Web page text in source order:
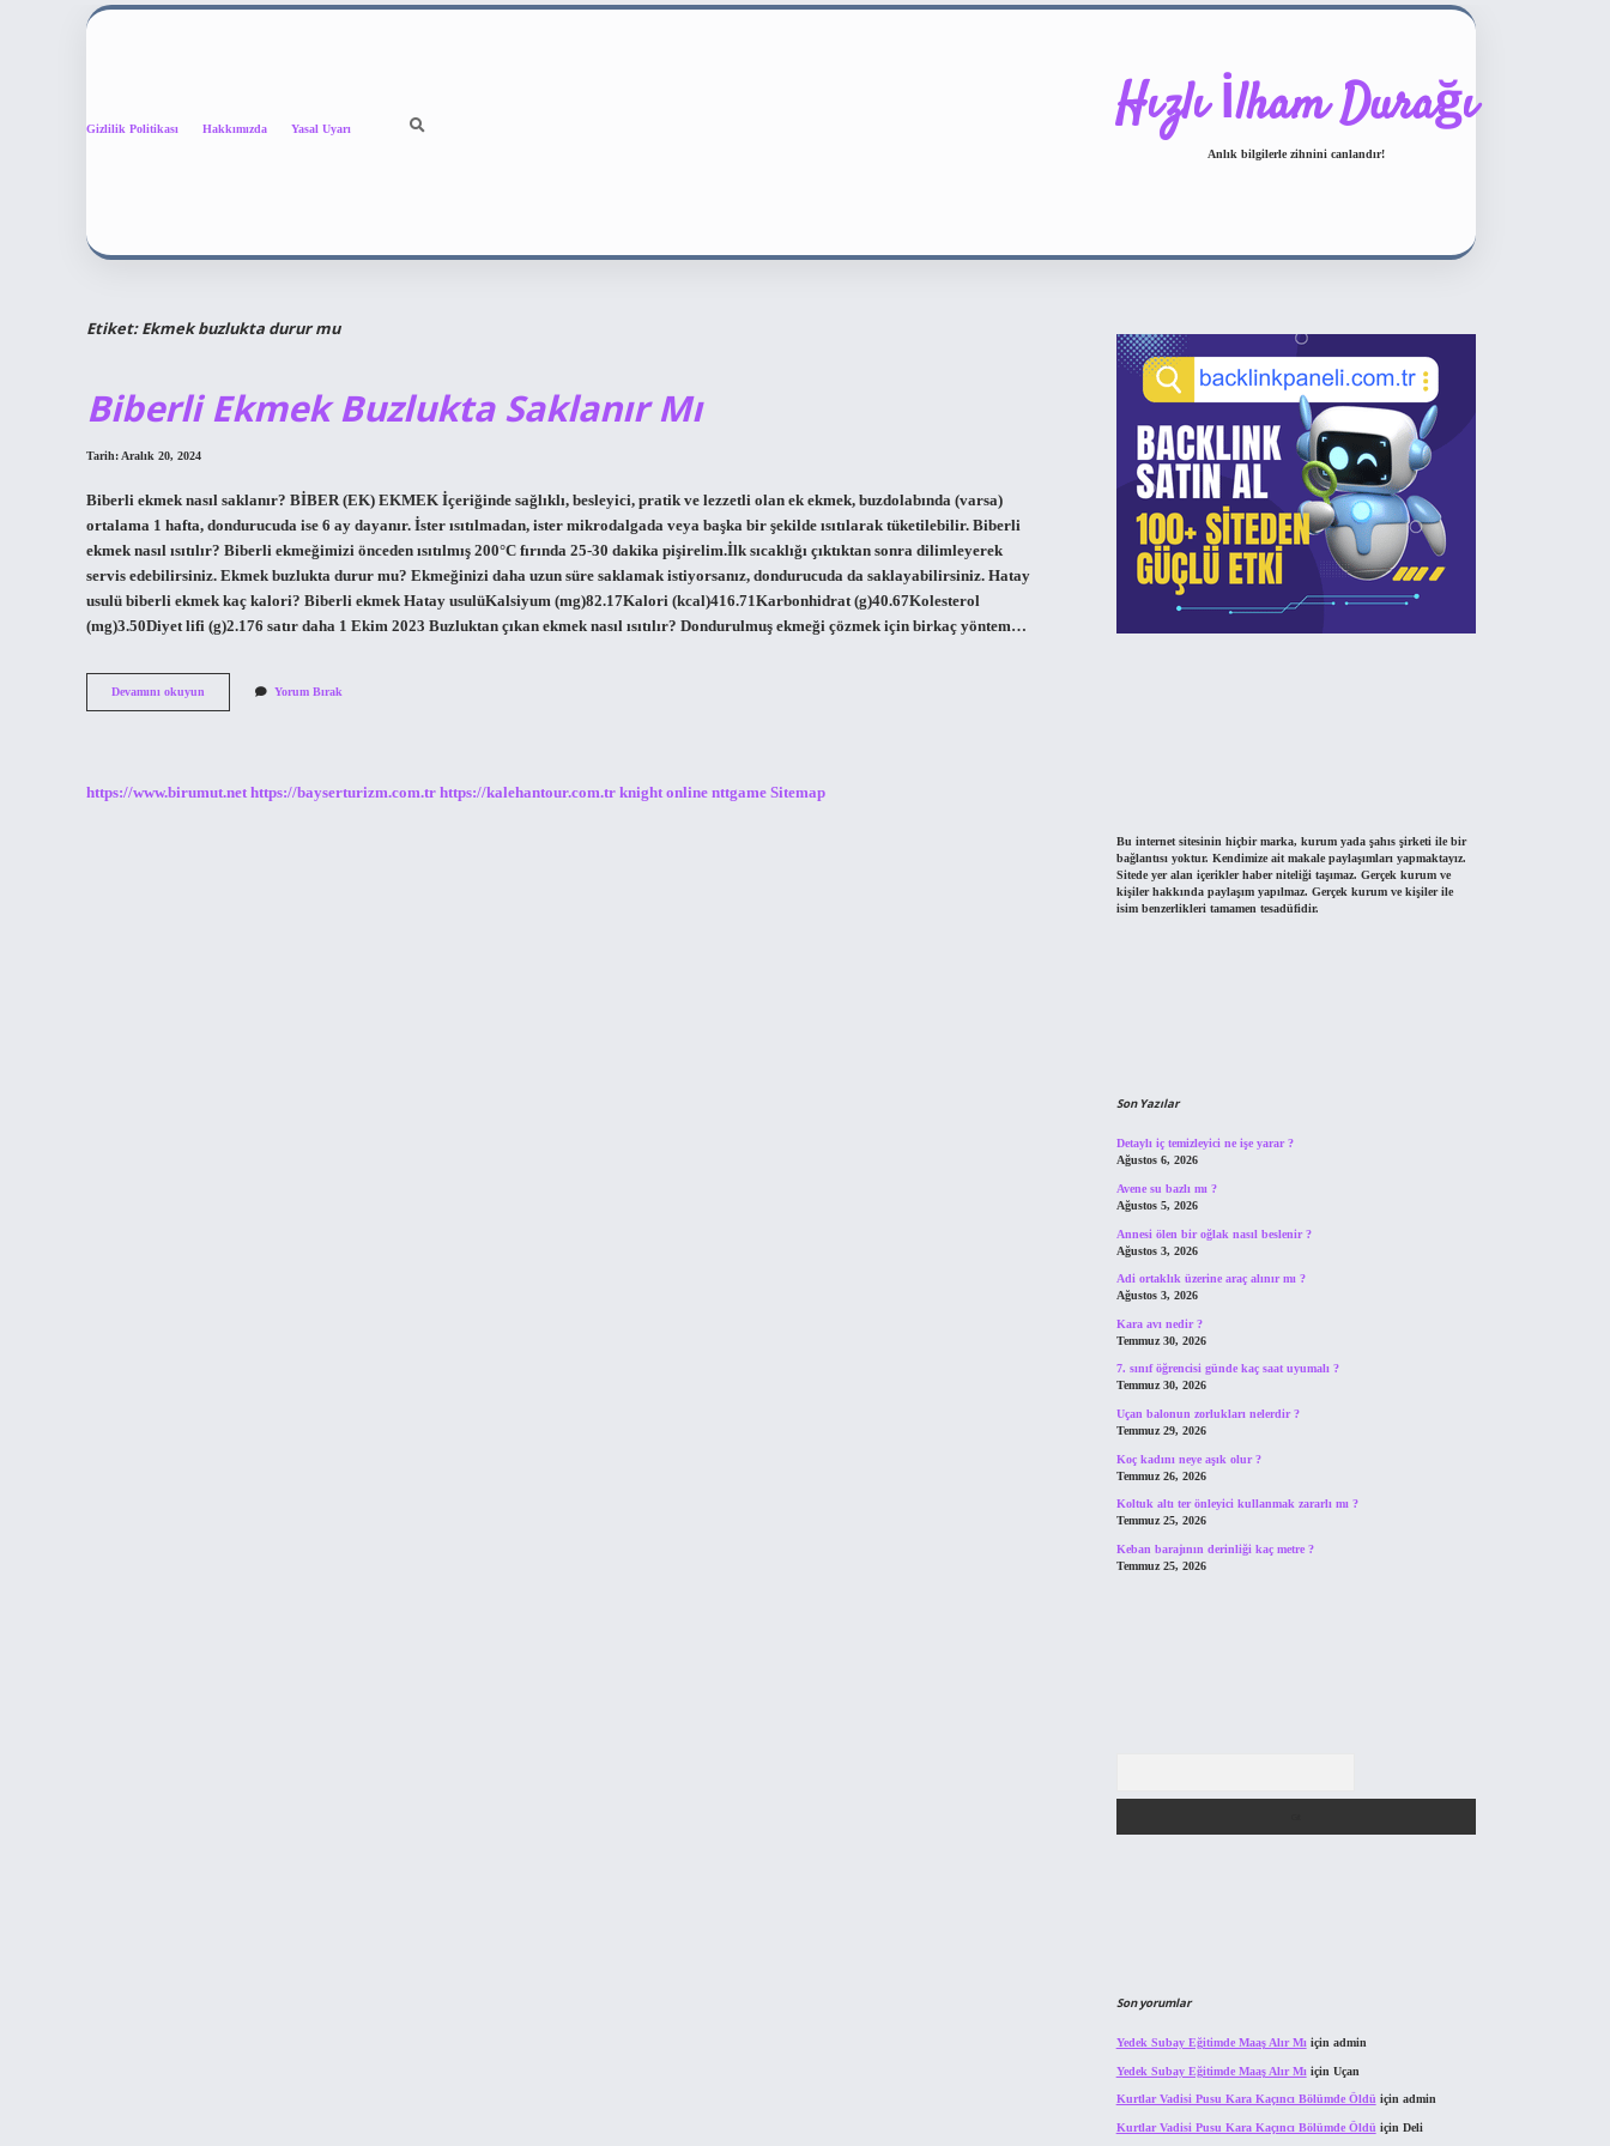
Gizlilik Politikası Hakkımızda Yasal Uyarı Hızlı İlham Durağı
Anlık bilgilerle zihnini canlandır!
Etiket:Ekmek buzlukta durur mu
Biberli Ekmek Buzlukta Saklanır Mı
Tarih: Aralık 20, 2024
Biberli ekmek nasıl saklanır? BİBER (EK) EKMEK İçeriğinde sağlıklı, besleyici, pratik ve lezzetli olan ek ekmek, buzdolabında (varsa)
ortalama 1 hafta, dondurucuda ise 6 ay dayanır. İster ısıtılmadan, ister mikrodalgada veya başka bir şekilde ısıtılarak tüketilebilir. Biberli
ekmek nasıl ısıtılır? Biberli ekmeğimizi önceden ısıtılmış 200°C fırında 25-30 dakika pişirelim.İlk sıcaklığı çıktıktan sonra dilimleyerek
servis edebilirsiniz. Ekmek buzlukta durur mu? Ekmeğinizi daha uzun süre saklamak istiyorsanız, dondurucuda da saklayabilirsiniz. Hatay
usulü biberli ekmek kaç kalori? Biberli ekmek Hatay usulüKalsiyum (mg)82.17Kalori (kcal)416.71Karbonhidrat (g)40.67Kolesterol
(mg)3.50Diyet lifi (g)2.176 satır daha 1 Ekim 2023 Buzluktan çıkan ekmek nasıl ısıtılır? Dondurulmuş ekmeği çözmek için birkaç yöntem…
Devamını okuyun
Ekmek
Yorum Bırak
https://www.birumut.net https://bayserturizm.com.tr https://kalehantour.com.tr knight online nttgame Sitemap
Bu internet sitesinin hiçbir marka, kurum yada şahıs şirketi ile bir
bağlantısı yoktur. Kendimize ait makale paylaşımları yapmaktayız.
Sitede yer alan içerikler haber niteliği taşımaz. Gerçek kurum ve
kişiler hakkında paylaşım yapılmaz. Gerçek kurum ve kişiler ile
isim benzerlikleri tamamen tesadüfidir.
Son Yazılar
Detaylı iç temizleyici ne işe yarar ?
Ağustos 6, 2026
Avene su bazlı mı ?
Ağustos 5, 2026
Annesi ölen bir oğlak nasıl beslenir ?
Ağustos 3, 2026
Adi ortaklık üzerine araç alınır mı ?
Ağustos 3, 2026
Kara avı nedir ?
Temmuz 30, 2026
7. sınıf öğrencisi günde kaç saat uyumalı ?
Temmuz 30, 2026
Uçan balonun zorlukları nelerdir ?
Temmuz 29, 2026
Koç kadını neye aşık olur ?
Temmuz 26, 2026
Koltuk altı ter önleyici kullanmak zararlı mı ?
Temmuz 25, 2026
Keban barajının derinliği kaç metre ?
Temmuz 25, 2026
Son yorumlar
Yedek Subay Eğitimde Maaş Alır Mı için admin
Yedek Subay Eğitimde Maaş Alır Mı için Uçan
Kurtlar Vadisi Pusu Kara Kaçıncı Bölümde Öldü için admin
Kurtlar Vadisi Pusu Kara Kaçıncı Bölümde Öldü için Deli